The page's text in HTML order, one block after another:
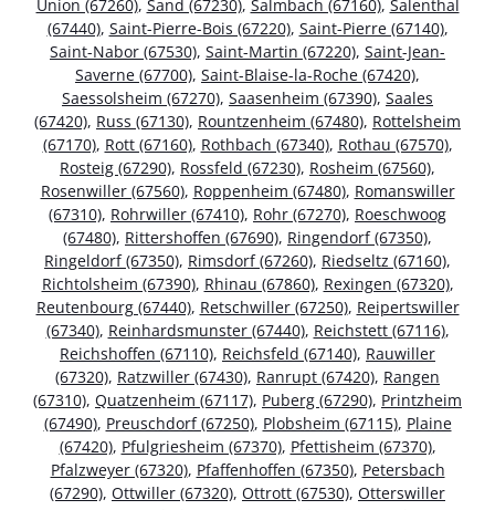
Union (67260), Sand (67230), Salmbach (67160), Salenthal
(67440), Saint-Pierre-Bois (67220), Saint-Pierre (67140),
Saint-Nabor (67530), Saint-Martin (67220), Saint-Jean-
Saverne (67700), Saint-Blaise-la-Roche (67420),
Saessolsheim (67270), Saasenheim (67390), Saales
(67420), Russ (67130), Rountzenheim (67480), Rottelsheim
(67170), Rott (67160), Rothbach (67340), Rothau (67570),
Rosteig (67290), Rossfeld (67230), Rosheim (67560),
Rosenwiller (67560), Roppenheim (67480), Romanswiller
(67310), Rohrwiller (67410), Rohr (67270), Roeschwoog
(67480), Rittershoffen (67690), Ringendorf (67350),
Ringeldorf (67350), Rimsdorf (67260), Riedseltz (67160),
Richtolsheim (67390), Rhinau (67860), Rexingen (67320),
Reutenbourg (67440), Retschwiller (67250), Reipertswiller
(67340), Reinhardsmunster (67440), Reichstett (67116),
Reichshoffen (67110), Reichsfeld (67140), Rauwiller
(67320), Ratzwiller (67430), Ranrupt (67420), Rangen
(67310), Quatzenheim (67117), Puberg (67290), Printzheim
(67490), Preuschdorf (67250), Plobsheim (67115), Plaine
(67420), Pfulgriesheim (67370), Pfettisheim (67370),
Pfalzweyer (67320), Pfaffenhoffen (67350), Petersbach
(67290), Ottwiller (67320), Ottrott (67530), Otterswiller